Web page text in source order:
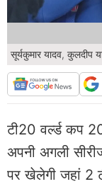
सूर्यकुमार यादव, कुलदीप
टी20 वर्ल्ड कप
अपनी अगली
पर खेलेगी जहां 2